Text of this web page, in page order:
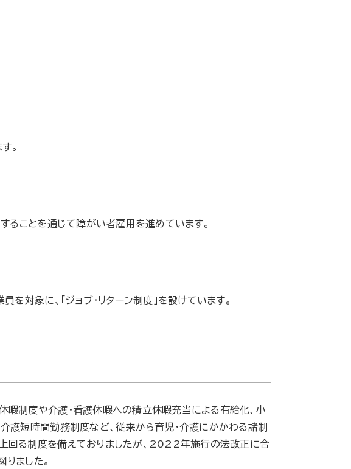
。
ことを通じて障がい者雇用を進めています。
象に、「ジョブ・リターン制度」を設けています。
暇制度や介護・看護休暇への積立休暇充当による有給化、小
護短時間勤務制度など、従来から育児・介護にかかわる諸制
回る制度を備えておりましたが、2022年施行の法改正に合
ました。